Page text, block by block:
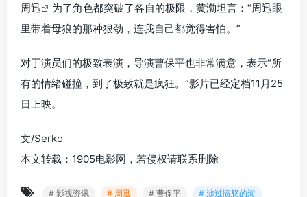
周迅
为了角色都突破了各自的极限， 黄渤坦言：“周迅眼
里带着母狼的那种狠劲，连我自己都觉得害怕。”
对于演员们的极致表演，导演曹保平也非常满意，表示“所
有的情绪碰撞，到了极致就是疯狂。”影片已经定档11月25
日上映。
文/Serko
本文转载：1905电影网，若侵权请联系删除
# 影视资讯 # 周迅 # 曹保平
# 涉过愤怒的海